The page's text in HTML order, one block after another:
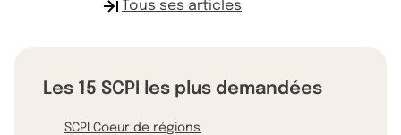
Tous ses articles
Les 15 SCPI les plus demandées
SCPI Coeur de régions